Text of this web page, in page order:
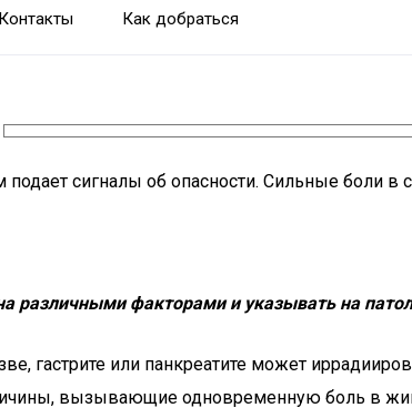
Контакты Как добраться
сигналы об опасности. Сильные боли
факторами и указывать на
гастрите или панкреатите может
вызывающие одновременную боль в